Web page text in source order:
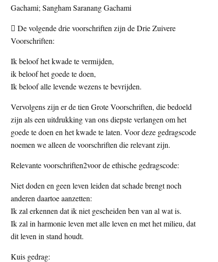
Gachami; Sangham Saranang Gachami
 De volgende drie voorschriften zijn de Drie Zuivere
Voorschriften:
Ik beloof het kwade te vermijden,
ik beloof het goede te doen,
Ik beloof alle levende wezens te bevrijden.
Vervolgens zijn er de tien Grote Voorschriften, die bedoeld
zijn als een uitdrukking van ons diepste verlangen om het
goede te doen en het kwade te laten. Voor deze gedragscode
noemen we alleen de voorschriften die relevant zijn.
Relevante voorschriften2voor de ethische gedragscode:
Niet doden en geen leven leiden dat schade brengt noch
anderen daartoe aanzetten:
Ik zal erkennen dat ik niet gescheiden ben van al wat is.
Ik zal in harmonie leven met alle leven en met het milieu, dat
dit leven in stand houdt.
Kuis gedrag: